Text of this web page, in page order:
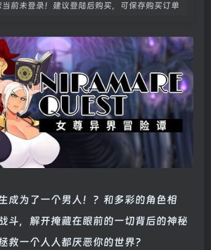
当前未登录！建议登陆后购买，可保存购买订单
成为了一个男人！？和多彩的角色相
斗，解开掩藏在眼前的一切背后的神秘
救一个人人都厌恶你的世界？